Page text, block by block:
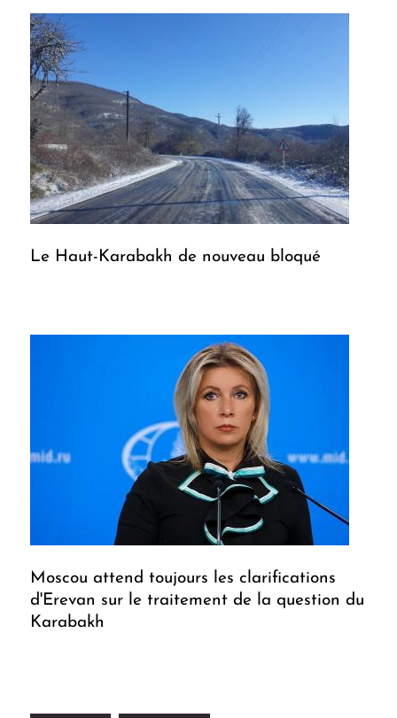
Le Haut-Karabakh de nouveau bloqué
Moscou attend toujours les clarifications
d'Erevan sur le traitement de la question du
Karabakh